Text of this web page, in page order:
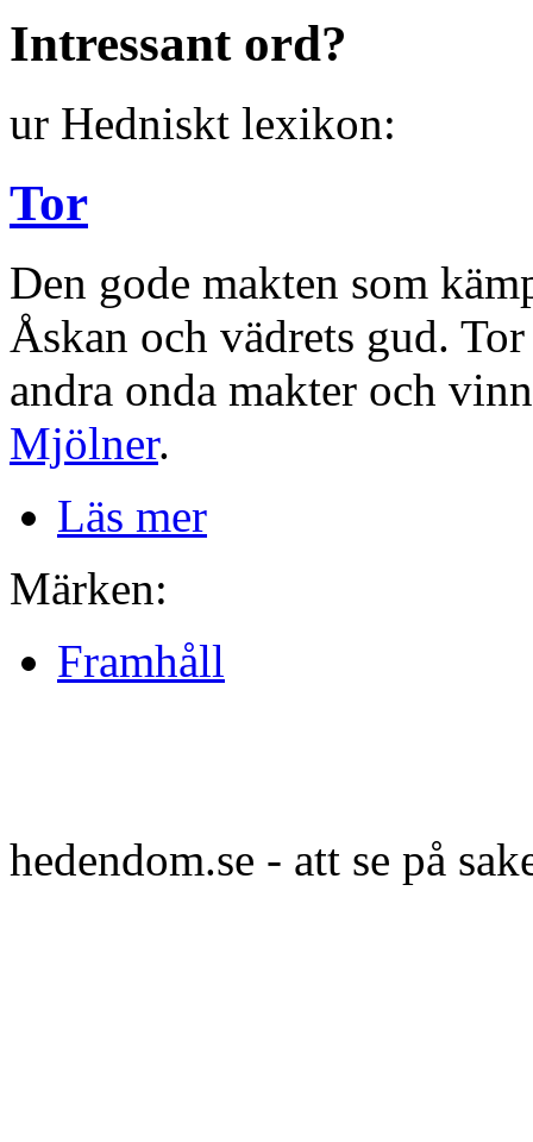
Intressant ord?
ur Hedniskt lexikon:
Tor
Den gode makten som
Åskan och vädrets gud.
andra onda makter och
Mjölner.
Läs mer
Märken:
Framhåll
hedendom.se - att se på